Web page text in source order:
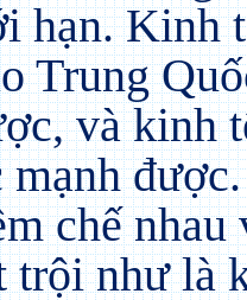
hạn. Kinh
Trung
và kinh
mạnh
chế nhau
trội như là